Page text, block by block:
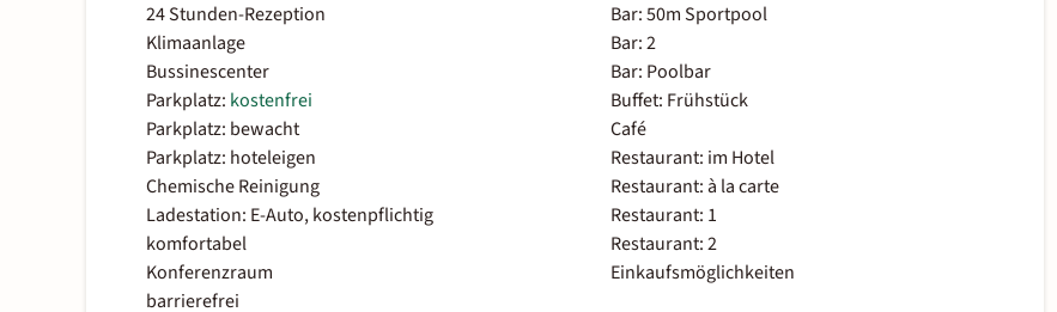
24 Stunden-Rezeption
Klimaanlage
Bussinescenter
Parkplatz: kostenfrei
Parkplatz: bewacht
Parkplatz: hoteleigen
Chemische Reinigung
Ladestation: E-Auto, kostenpflichtig
komfortabel
Konferenzraum
barrierefrei
Bar: 50m Sportpool
Bar: 2
Bar: Poolbar
Buffet: Frühstück
Café
Restaurant: im Hotel
Restaurant: à la carte
Restaurant: 1
Restaurant: 2
Einkaufsmöglichkeiten